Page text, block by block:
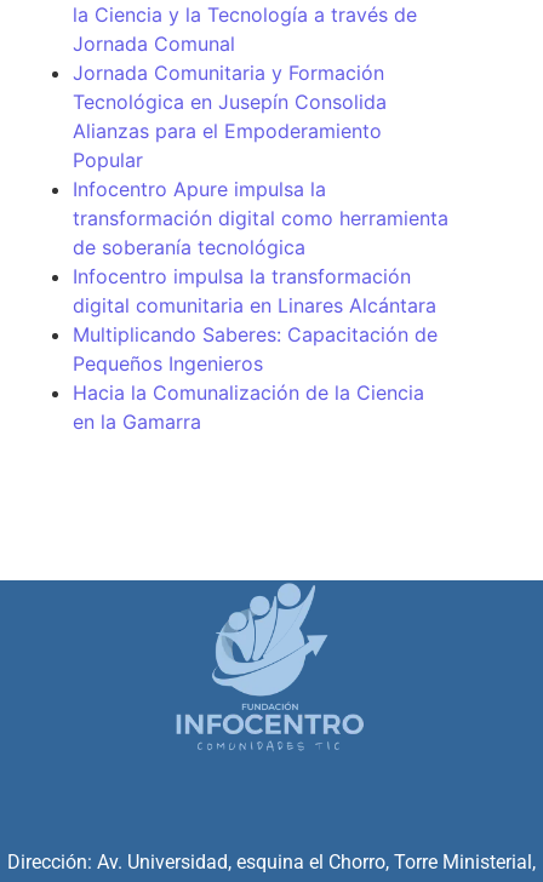
la Ciencia y la Tecnología a través de
Jornada Comunal
Jornada Comunitaria y Formación
Tecnológica en Jusepín Consolida
Alianzas para el Empoderamiento
Popular
Infocentro Apure impulsa la
transformación digital como herramienta
de soberanía tecnológica
Infocentro impulsa la transformación
digital comunitaria en Linares Alcántara
Multiplicando Saberes: Capacitación de
Pequeños Ingenieros
Hacia la Comunalización de la Ciencia
en la Gamarra
Dirección: Av. Universidad, esquina el Chorro, Torre Ministerial,